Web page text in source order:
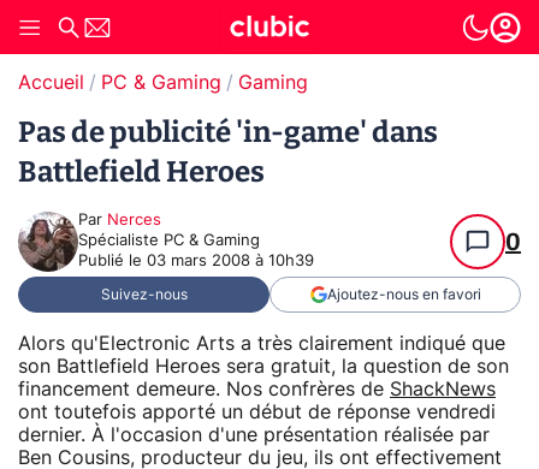
Accueil PC & Gaming Gaming
Pas de publicité 'in-game' dans
Battlefield Heroes
Par Nerces
Spécialiste PC & Gaming
Publié le 03 mars 2008 à 10h39
0
Suivez-nous Ajoutez-nous en favori
Alors qu'Electronic Arts a très clairement indiqué que
son Battlefield Heroes sera gratuit, la question de son
financement demeure. Nos confrères de ShackNews
ont toutefois apporté un début de réponse vendredi
dernier. À l'occasion d'une présentation réalisée par
Ben Cousins, producteur du jeu, ils ont effectivement